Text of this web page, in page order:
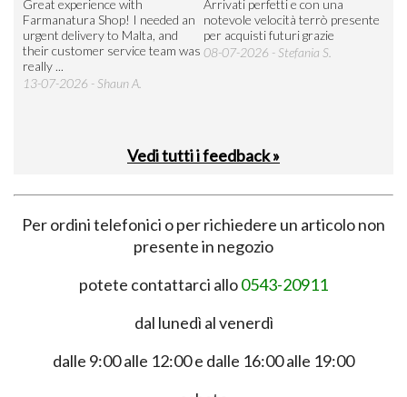
Great experience with
Farmanatura Shop! I needed an
urgent delivery to Malta, and
their customer service team was
really ...
13-07-2026 - Shaun A.
Arrivati perfetti e con una
notevole velocità terrò presente
per acquisti futuri grazie
08-07-2026 - Stefania S.
Vedi tutti i feedback »
Per ordini telefonici o per richiedere un articolo non
presente in negozio
potete contattarci allo0543-20911
dal lunedì al venerdì
dalle 9:00 alle 12:00 e dalle 16:00 alle 19:00